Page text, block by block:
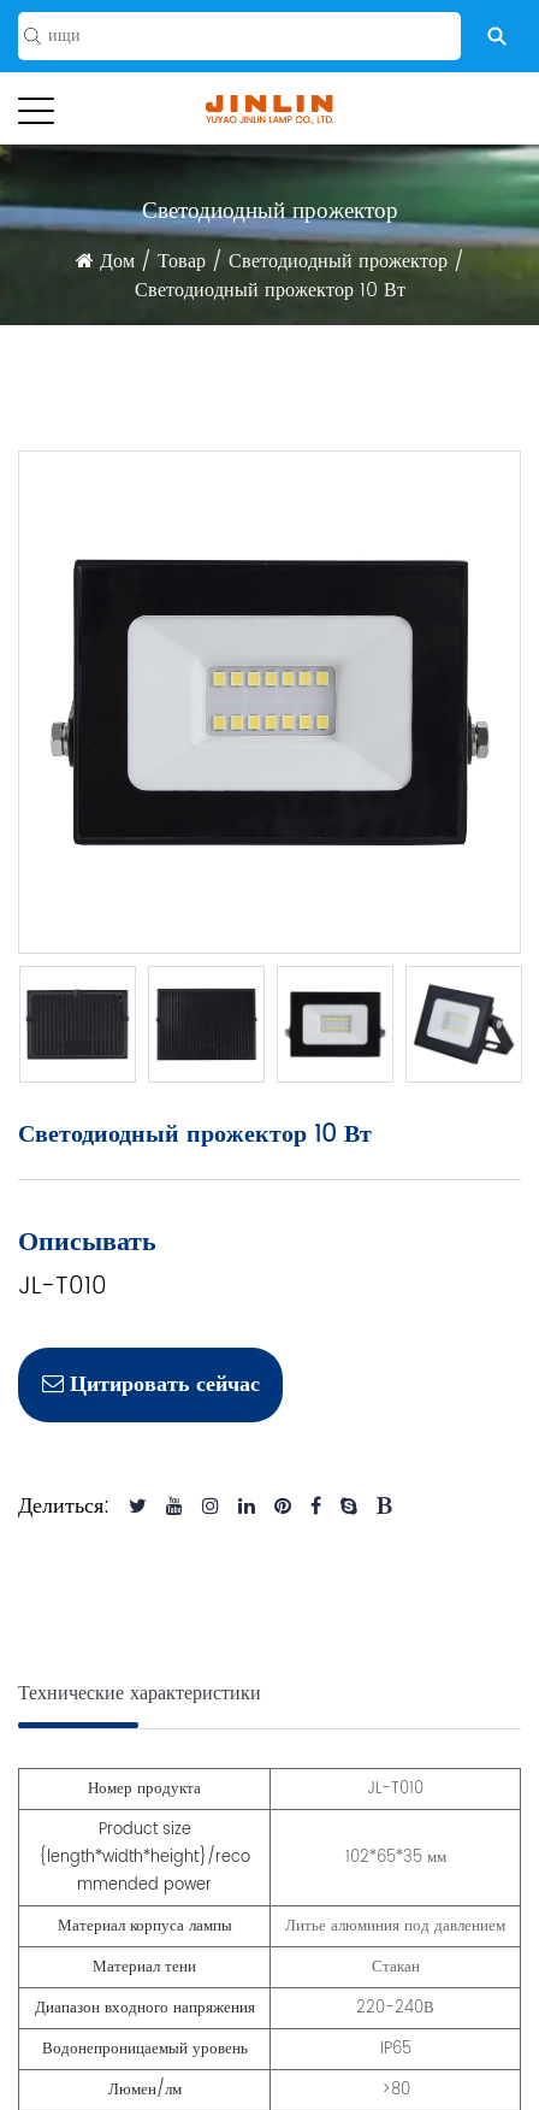
Светодиодный прожектор
Дом/ Товар/ Светодиодный прожектор/
Светодиодный прожектор 10 Вт
Светодиодный прожектор 10 Вт
Описывать
JL-T010
Цитировать сейчас
Делиться:
Технические характеристики
Номер продукта
JL-T010
Product size
{length*width*height}/reco
mmended power
102*65*35 мм
Материал корпуса лампы
Литье алюминия под давлением
Материал тени
Стакан
Диапазон входного напряжения
220-240В
Водонепроницаемый уровень
IP65
Люмен/лм
>80